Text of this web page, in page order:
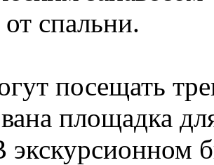
спальни.
посещать
площадка
экскурсионном